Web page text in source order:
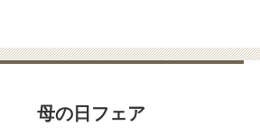
母の日フェア